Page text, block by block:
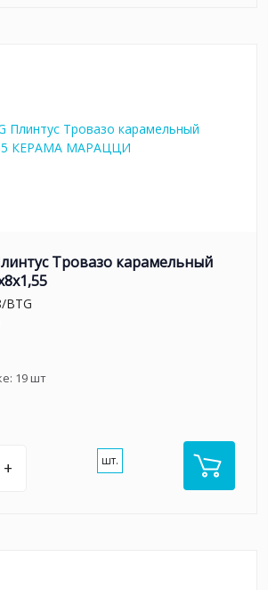
Тровазо карамельный
BTG
19шт
+ шт.